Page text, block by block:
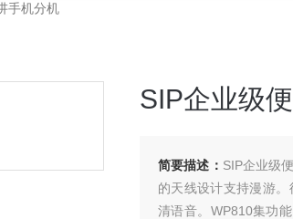
手机分机
SIP企业级
简要描述： SIP企业级
的天线设计支持漫游
清语音。WP810集功